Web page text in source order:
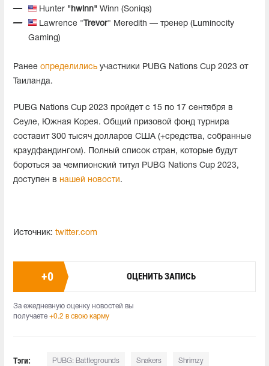
Hunter "hwinn" Winn (Soniqs)
Lawrence "Trevor" Meredith — тренер (Luminocity
Gaming)
Ранее определились участники PUBG Nations Cup 2023 от
Таиланда.
PUBG Nations Cup 2023 пройдет с 15 по 17 сентября в
Сеуле, Южная Корея. Общий призовой фонд турнира
составит 300 тысяч долларов США (+средства, собранные
краудфандингом). Полный список стран, которые будут
бороться за чемпионский титул PUBG Nations Cup 2023,
доступен в нашей новости.
Источник: twitter.com
+0 ОЦЕНИТЬ ЗАПИСЬ
За ежедневную оценку новостей вы
получаете +0.2 в свою карму
Тэги: PUBG: Battlegrounds Snakers Shrimzy